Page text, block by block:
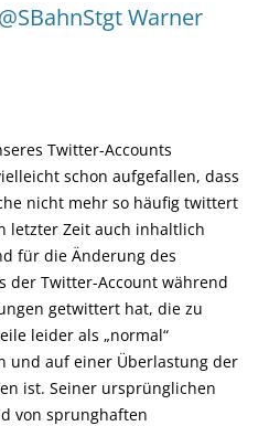
Warner
Twitter-Accounts
schon aufgefallen, dass
nicht mehr so häufig twittert
letzter Zeit auch inhaltlich
für die Änderung des
der Twitter-Account während
getwittert hat, die zu
leider als „normal“
und auf einer Überlastung der
ist. Seiner ursprünglichen
von sprunghaften